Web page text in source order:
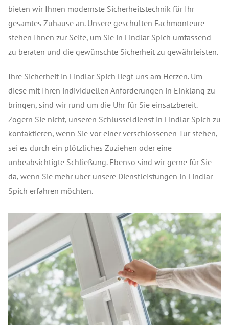
bieten wir Ihnen modernste Sicherheitstechnik für Ihr
gesamtes Zuhause an. Unsere geschulten Fachmonteure
stehen Ihnen zur Seite, um Sie in Lindlar Spich umfassend
zu beraten und die gewünschte Sicherheit zu gewährleisten.
Ihre Sicherheit in Lindlar Spich liegt uns am Herzen. Um
diese mit Ihren individuellen Anforderungen in Einklang zu
bringen, sind wir rund um die Uhr für Sie einsatzbereit.
Zögern Sie nicht, unseren Schlüsseldienst in Lindlar Spich zu
kontaktieren, wenn Sie vor einer verschlossenen Tür stehen,
sei es durch ein plötzliches Zuziehen oder eine
unbeabsichtigte Schließung. Ebenso sind wir gerne für Sie
da, wenn Sie mehr über unsere Dienstleistungen in Lindlar
Spich erfahren möchten.